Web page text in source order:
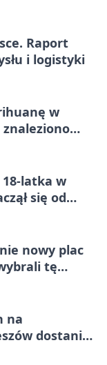
Raport
i logistyki
w
18-latka w
się od
nowy plac
tę
na
dostanie